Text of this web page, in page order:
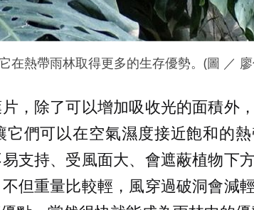
在熱帶雨林取得更多的生存優勢。(圖 ／
，除了可以增加吸收光的面積外
們可以在空氣濕度接近飽和的
支持、受風面大、會遮蔽植物下
但重量比較輕，風穿過破洞會減